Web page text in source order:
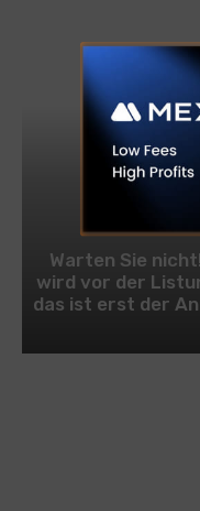
Warten Sie
wird vor der
das ist erst der